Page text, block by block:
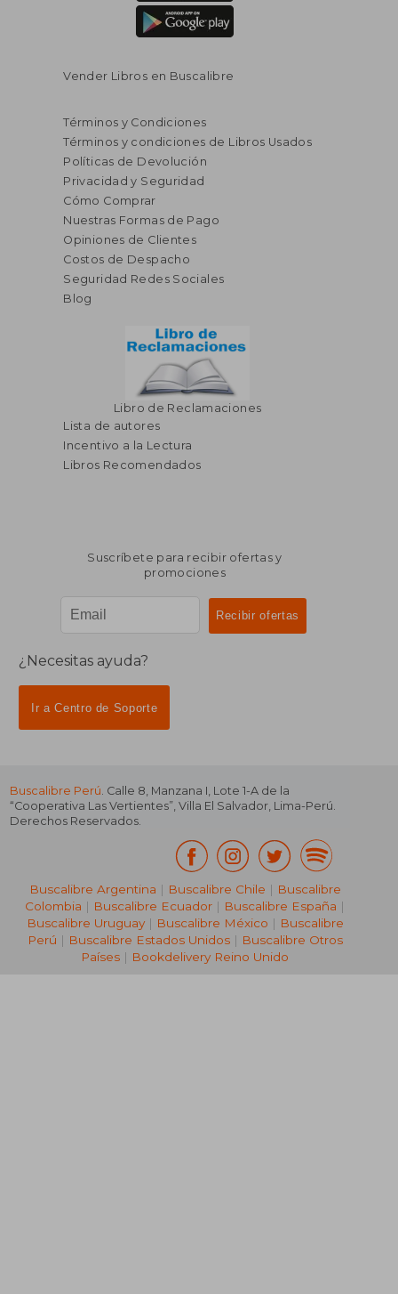
55%
dcto.
S/ 117,15
S/ 52,72
Vender Libros en Buscalibre
Términos y Condiciones
Términos y condiciones de Libros Usados
Políticas de Devolución
Privacidad y Seguridad
Cómo Comprar
Nuestras Formas de Pago
Opiniones de Clientes
Costos de Despacho
Seguridad Redes Sociales
Blog
Libro de Reclamaciones
Lista de autores
Incentivo a la Lectura
Libros Recomendados
Suscríbete para recibir ofertas y
promociones
¿Necesitas ayuda?
Ir a Centro de Soporte
Buscalibre Perú. Calle 8, Manzana I, Lote 1-A de la
“Cooperativa Las Vertientes”, Villa El Salvador, Lima-Perú.
Derechos Reservados.
Buscalibre Argentina | Buscalibre Chile | Buscalibre
Colombia | Buscalibre Ecuador | Buscalibre España |
Buscalibre Uruguay| Buscalibre México | Buscalibre
Perú | Buscalibre Estados Unidos| Buscalibre Otros
Países | Bookdelivery Reino Unido